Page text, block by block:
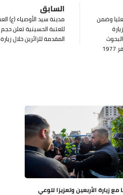
السابق
مدينة سيد الأوصياء (ع)
للعتبة الحسينية تعلن
المقدمة للزائرين خلال
وضمن
مع زيارة الأربعين وتعزيزا للوعي